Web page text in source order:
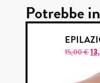
Potrebbe
15,00€